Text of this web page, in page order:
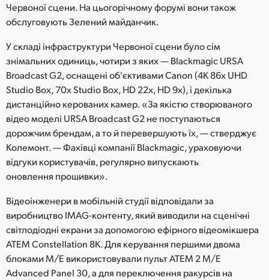
Червоної сцени. На цьогорічному форумі вони також
обслуговують Зелений майданчик.
У складі інфраструктури Червоної сцени було сім
знімальних одиниць, чотири з яких — Blackmagic URSA
Broadcast G2, оснащені об'єктивами Canon (4K 86x UHD
Studio Box, 70x Studio Box, HD 22x, HD 9x), і декілька
дистанційно керованих камер. «За якістю створюваного
відео моделі URSA Broadcast G2 не поступаються
дорожчим брендам, а то й перевершують їх, — стверджує
Колемонт. — Фахівці компанії Blackmagic, ураховуючи
відгуки користувачів, регулярно випускають
оновлення прошивки».
Відеоінженери в мобільній студії відповідали за
виробництво IMAG-контенту, який виводили на сценічні
світлодіодні екрани за допомогою ефірного відеомікшера
ATEM Constellation 8K. Для керування першими двома
блоками M/E використовували пульт ATEM 2 M/E
Advanced Panel 30, а для переключення ракурсів на